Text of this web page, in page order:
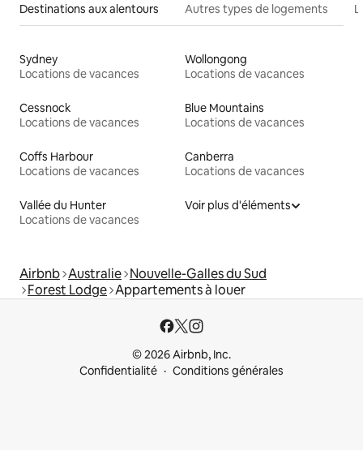
Destinations aux alentours Autres types de logements
Sydney
Locations de vacances
Wollongong
Locations de vacances
Cessnock
Locations de vacances
Blue Mountains
Locations de vacances
Coffs Harbour
Locations de vacances
Canberra
Locations de vacances
Vallée du Hunter
Locations de vacances
Voir plus d'éléments
Airbnb Australie Nouvelle-Galles du Sud
Forest Lodge Appartements à louer
© 2026 Airbnb, Inc.
Confidentialité
Conditions générales